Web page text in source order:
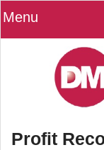
Menu
Profit